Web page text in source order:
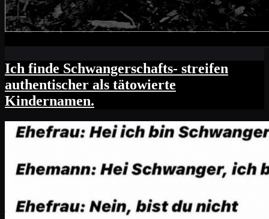
Ich finde Schwangerschafts- streifen
authentischer als tätowierte
Kindernamen.